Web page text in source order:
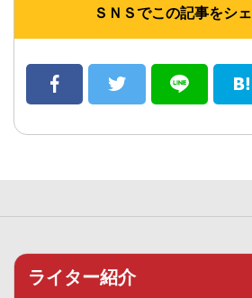
ＳＮＳでこの記事をシ
ライター紹介